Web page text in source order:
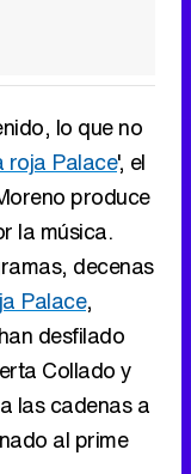
lo que no
roja Palace', el
produce
la música.
decenas
Palace,
han desfilado
Collado y
las cadenas a
al prime